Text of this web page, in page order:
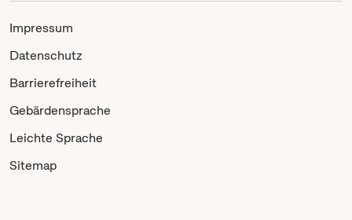
Impressum
Datenschutz
Barrierefreiheit
Gebärdensprache
Leichte Sprache
Sitemap